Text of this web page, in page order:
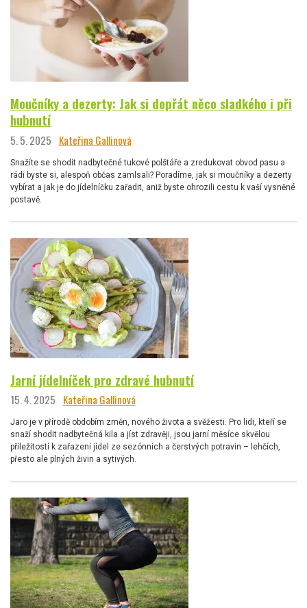
Moučníky a dezerty: Jak si dopřát něco sladkého i při
hubnutí
5. 5. 2025 Kateřina Gallinová
Snažíte se shodit nadbytečné tukové polštáře a zredukovat obvod pasu a
rádi byste si, alespoň občas zamlsali? Poradíme, jak si moučníky a dezerty
vybírat a jak je do jídelníčku zařadit, aniž byste ohrozili cestu k vaší vysněné
postavě.
Jarní jídelníček pro zdravé hubnutí
15. 4. 2025 Kateřina Gallinová
Jaro je v přírodě obdobím změn, nového života a svěžesti. Pro lidi, kteří se
snaží shodit nadbytečná kila a jíst zdravěji, jsou jarní měsíce skvělou
příležitostí k zařazení jídel ze sezónních a čerstvých potravin – lehčích,
přesto ale plných živin a sytivých.